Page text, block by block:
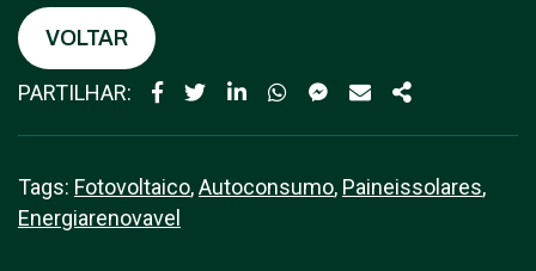
VOLTAR
PARTILHAR:
Tags: Fotovoltaico,Autoconsumo, Paineissolares,
Energiarenovavel